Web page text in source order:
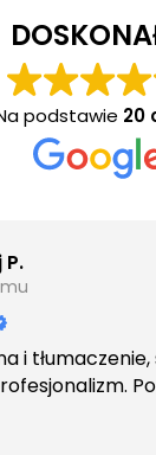
podstawie 20
i